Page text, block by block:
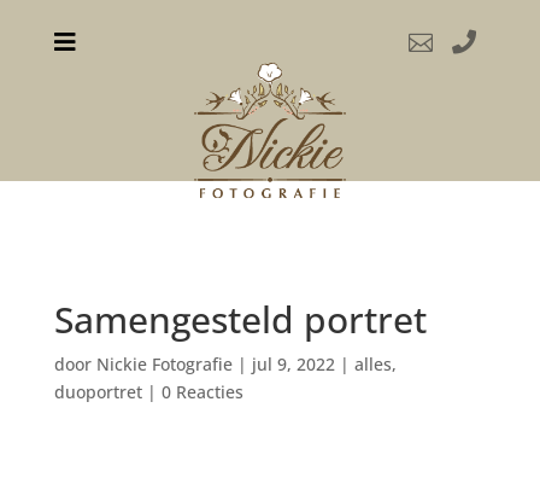
  
Samengesteld portret
door Nickie Fotografie| jul 9, 2022| alles,
duoportret| 0 Reacties